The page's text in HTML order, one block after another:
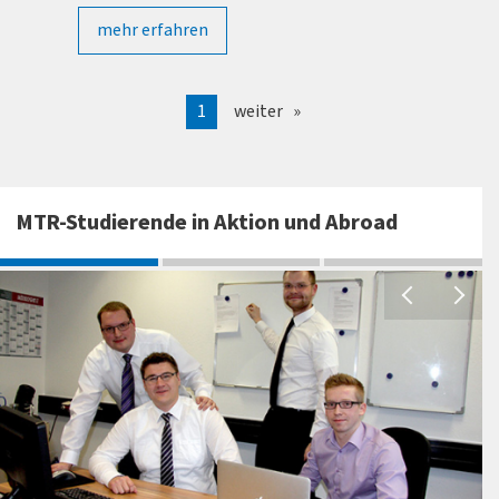
mehr erfahren
1 weiter
MTR-Studierende in Aktion und Abroad
Gesellschafter der nexxage GbR: